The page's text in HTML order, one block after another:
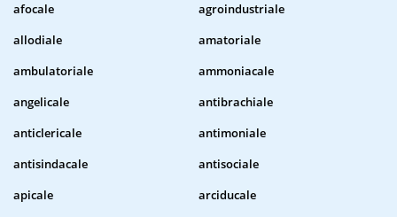
afocale
agroindustriale
allodiale
amatoriale
ambulatoriale
ammoniacale
angelicale
antibrachiale
anticlericale
antimoniale
antisindacale
antisociale
apicale
arciducale